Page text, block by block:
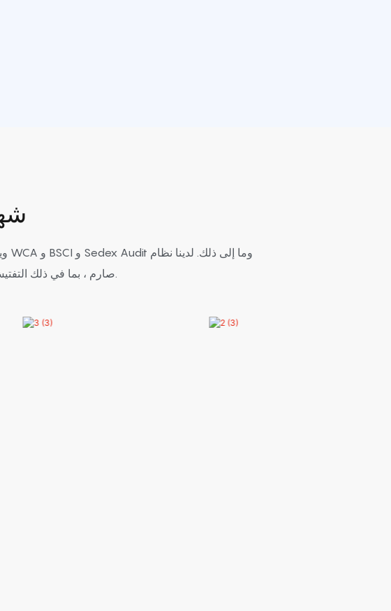
مراقبة جودة AQL صارم ، بما في ذلك التفتيش أثناء العملية في كل عملية وفحص نهائي.